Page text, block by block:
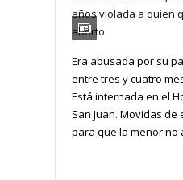
Era abusada por su
entre tres y cuatro
Está internada en el
San Juan. Movidas
para que la menor no